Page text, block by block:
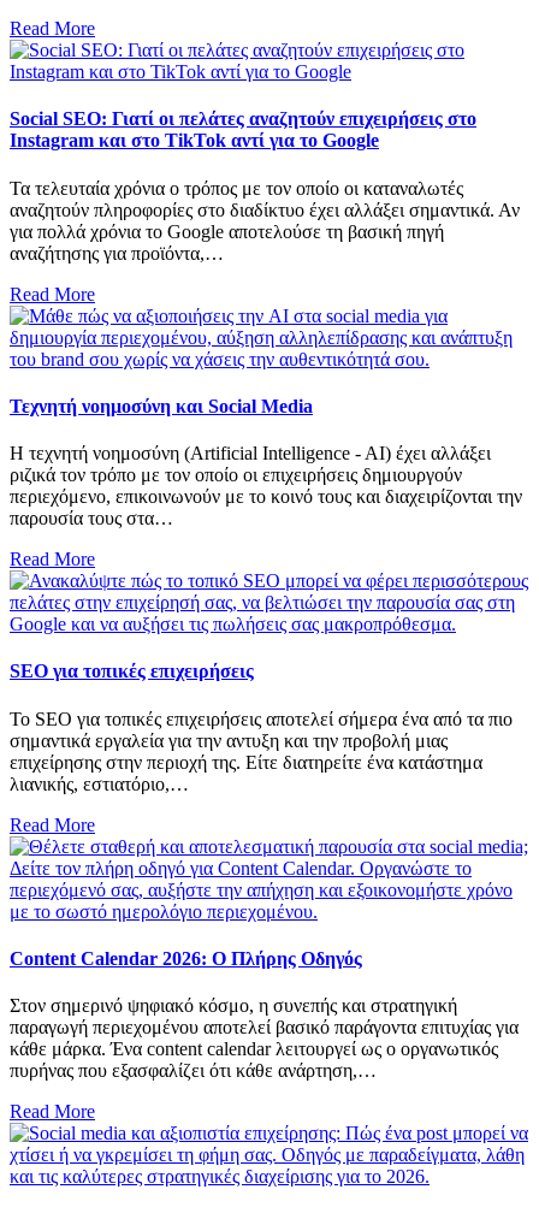
Read More
Social SEO: Γιατί οι πελάτες αναζητούν επιχειρήσεις στο
Instagram και στο TikTok αντί για το Google
Τα τελευταία χρόνια ο τρόπος με τον οποίο οι καταναλωτές
αναζητούν πληροφορίες στο διαδίκτυο έχει αλλάξει σημαντικά. Αν
για πολλά χρόνια το Google αποτελούσε τη βασική πηγή
αναζήτησης για προϊόντα,…
Read More
Τεχνητή νοημοσύνη και Social Media
Η τεχνητή νοημοσύνη (Artificial Intelligence - AI) έχει αλλάξει
ριζικά τον τρόπο με τον οποίο οι επιχειρήσεις δημιουργούν
περιεχόμενο, επικοινωνούν με το κοινό τους και διαχειρίζονται την
παρουσία τους στα…
Read More
SEO για τοπικές επιχειρήσεις
Το SEO για τοπικές επιχειρήσεις αποτελεί σήμερα ένα από τα πιο
σημαντικά εργαλεία για την αντυξη και την προβολή μιας
επιχείρησης στην περιοχή της. Είτε διατηρείτε ένα κατάστημα
λιανικής, εστιατόριο,…
Read More
Content Calendar 2026: Ο Πλήρης Οδηγός
Στον σημερινό ψηφιακό κόσμο, η συνεπής και στρατηγική
παραγωγή περιεχομένου αποτελεί βασικό παράγοντα επιτυχίας για
κάθε μάρκα. Ένα content calendar λειτουργεί ως ο οργανωτικός
πυρήνας που εξασφαλίζει ότι κάθε ανάρτηση,…
Read More